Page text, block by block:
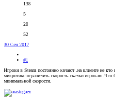
138
5
20
52
30 Сен 2017
#1
Игроки в Steam постоянно качают .на клиенте не кто
микротике ограничить скорость скачки игрокам
минимальной скорости.